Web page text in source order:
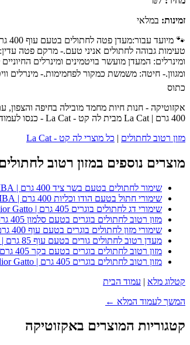
זמינות: במלאי
טעימות גבוהה לחתולים אניני טעם.- מרקם פטה
ומגוון.- חיטה: משמשת כמקור לפחמימות.- מינרלים
כתוס
400 גרם | La Cat מבית לה קט - La Cat - כנסו לעמוד המוצר המלא לפרטים נוספים, ביקורות לקוחות והזמנה.
מזון רטוב לחתולים | כל מוצרי לה קט - La Cat
מוצרים נוספים במזון רטוב לחתולים
שימור לחתולים בטעם בשר ציד 400 גרם | SIMBA
שימורי חתול בטעם הודו וכליות 400 גרם | SIMBA
שימורי דג לחתולים בוגרים 405 גרם | Miglior Gatto
מזון רטוב לחתולים בוגרים בטעם סלמון 405 גרם | Miglior Gatto
שימורי מזון לחתולים בוגרים בטעם עוף 400 גרם | MOUSTACHE
מעדן רטוב לחתולים גורים בטעם עוף 85 גרם | Whiskas Kitten Chicken 85G
מזון רטוב לחתולים בוגרים בטעם בקר 405 גרם | Miglior Gatto Beef Chunks
מזון רטוב לחתולים בוגרים 405 גרם | Miglior Gatto
קטלוג מלא | עמוד הבית
המשך לעמוד המלא ←
קטגוריות המוצרים באקזוטיקה